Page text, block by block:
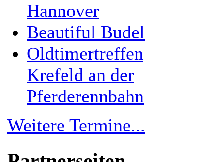
Hannover
Beautiful Budel
Oldtimertreffen
Krefeld an der
Pferderennbahn
Weitere Termine...